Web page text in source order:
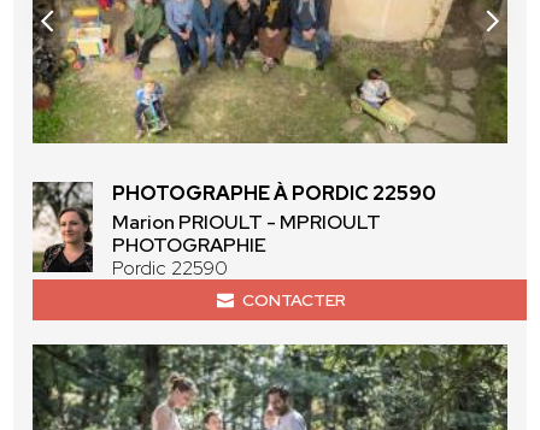
PHOTOGRAPHE À PORDIC 22590
Marion PRIOULT - MPRIOULT
PHOTOGRAPHIE
Pordic 22590
CONTACTER